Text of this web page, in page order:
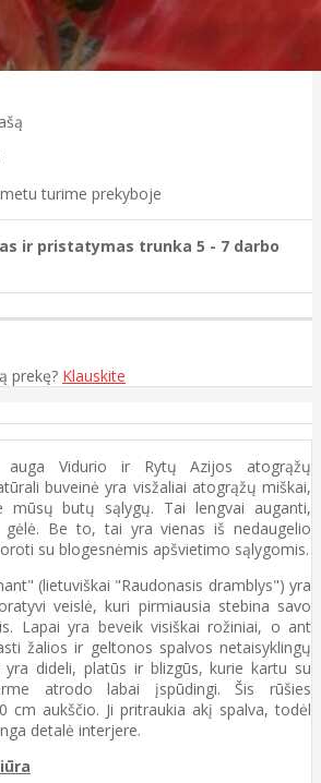
turime prekyboje
ir pristatymas trunka 5 - 7 darbo
prekę? Klauskite
auga Vidurio ir Rytų Azijos atogrąžų
buveinė yra visžaliai atogrąžų miškai,
mūsų butų sąlygų. Tai lengvai auganti,
Be to, tai yra vienas iš nedaugelio
su blogesnėmis apšvietimo sąlygomis.
(lietuviškai "Raudonasis dramblys") yra
veislė, kuri pirmiausia stebina savo
Lapai yra beveik visiškai rožiniai, o ant
žalios ir geltonos spalvos netaisyklingų
dideli, platūs ir blizgūs, kurie kartu su
atrodo labai įspūdingi. Šis rūšies
cm aukščio. Ji pritraukia akį spalva, todėl
detalė interjere.